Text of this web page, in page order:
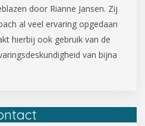
door Rianne Jansen. Zij
al veel ervaring opgedaan
hierbij ook gebruik van de
van bijna